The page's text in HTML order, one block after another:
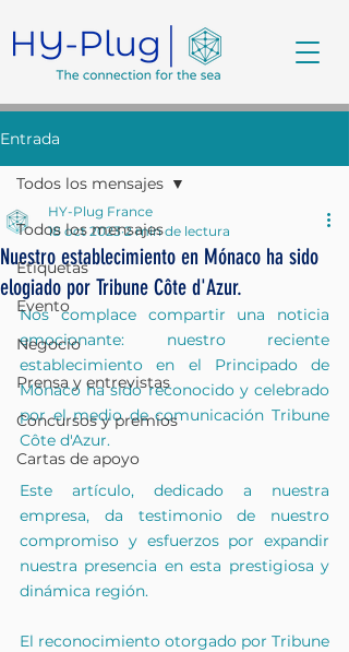
Entrada
Todos los mensajes
Etiquetas
Evento
Negocio
Prensa y entrevistas
Concursos y premios
Cartas de apoyo
Todos los mensajes
Nuestro establecimiento en Mónaco ha sido
elogiado por Tribune Côte d'Azur.
HY-Plug France
18 oct 2023 2 min de lectura
Nos complace compartir una noticia
emocionante: nuestro reciente
establecimiento en el Principado de
Mónaco ha sido reconocido y celebrado
por el medio de comunicación Tribune
Côte d'Azur.
Este artículo, dedicado a nuestra
empresa, da testimonio de nuestro
compromiso y esfuerzos por expandir
nuestra presencia en esta prestigiosa y
dinámica región.
El reconocimiento otorgado por Tribune